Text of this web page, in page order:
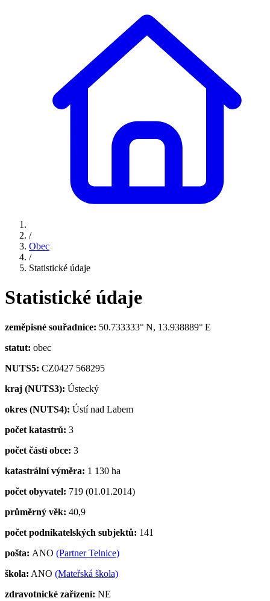
/
Obec
/
Statistické údaje
Statistické údaje
zeměpisné souřadnice: 50.733333° N, 13.938889° E
statut: obec
NUTS5: CZ0427 568295
kraj (NUTS3): Ústecký
okres (NUTS4): Ústí nad Labem
počet katastrů: 3
počet částí obce: 3
katastrální výměra: 1 130 ha
počet obyvatel: 719 (01.01.2014)
průměrný věk: 40,9
počet podnikatelských subjektů: 141
pošta: ANO (Partner Telnice)
škola: ANO (Mateřská škola)
zdravotnické zařízení: NE